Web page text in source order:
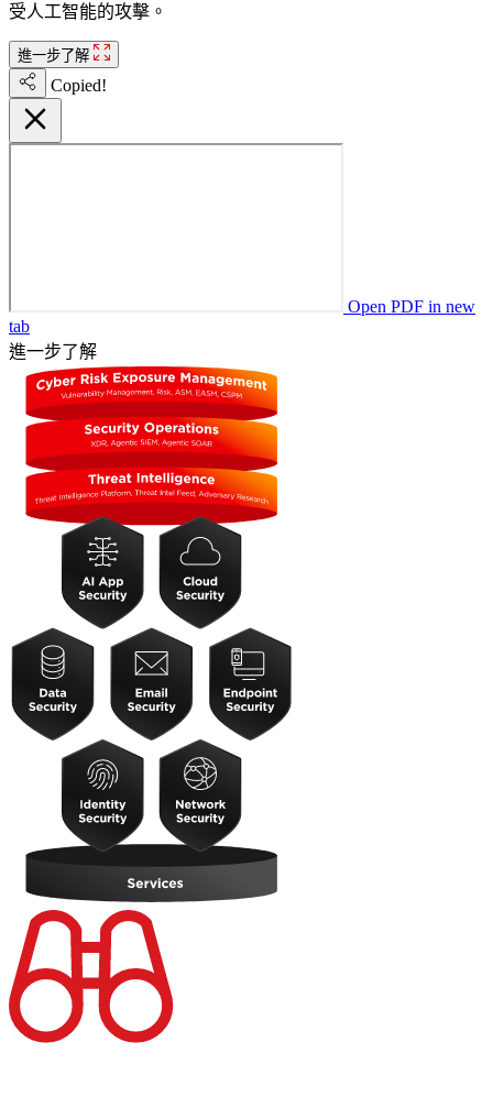
受人工智能的攻擊。
進一步了解
Copied!
Open PDF in new
tab
進一步了解